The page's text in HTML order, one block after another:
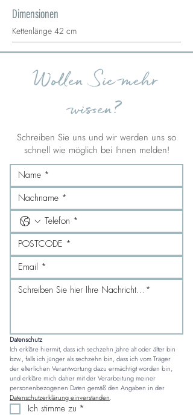
Dimensionen
Kettenlänge 42 cm
Wollen Sie mehr
wissen?
Schreiben Sie uns und wir werden uns so
schnell wie möglich bei Ihnen melden!
Datenschutz
Ich erkläre hiermit, dass ich sechzehn Jahre alt oder älter bin
bzw., falls ich jünger als sechzehn bin, dass ich vom Träger
der elterlichen Verantwortung dazu ermächtigt worden bin,
und erkläre mich daher mit der Verarbeitung meiner
Datenschutzerklärung einverstanden.
Ich stimme zu *